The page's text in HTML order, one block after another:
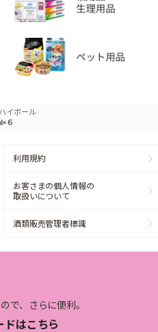
イボール
６
利用規約
お客さまの個人情報の
取扱いについて
酒類販売管理者標識
で、さらに便利。
ドはこちら